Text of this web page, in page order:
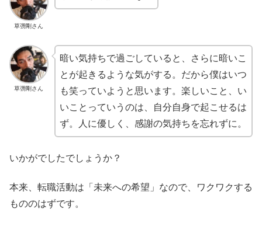
草彅剛さん
草彅剛さん
暗い気持ちで過ごしていると、さらに暗いこ
とが起きるような気がする。だから僕はいつ
も笑っていようと思います。楽しいこと、い
いことっていうのは、自分自身で起こせるは
ず。人に優しく、感謝の気持ちを忘れずに。
いかがでしたでしょうか？
本来、転職活動は「未来への希望」なので、ワクワクする
もののはずです。